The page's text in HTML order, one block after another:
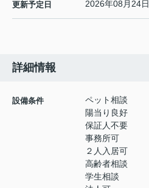
更新予定日 2026年08月24日
詳細情報
設備条件
ペット相談
陽当り良好
保証人不要
事務所可
２人入居可
高齢者相談
学生相談